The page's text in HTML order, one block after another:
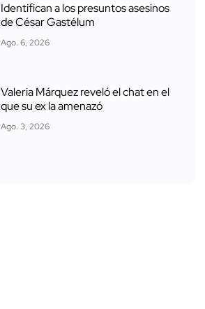
Identifican a los presuntos asesinos
de César Gastélum
Ago. 6, 2026
Valeria Márquez reveló el chat en el
que su ex la amenazó
Ago. 3, 2026